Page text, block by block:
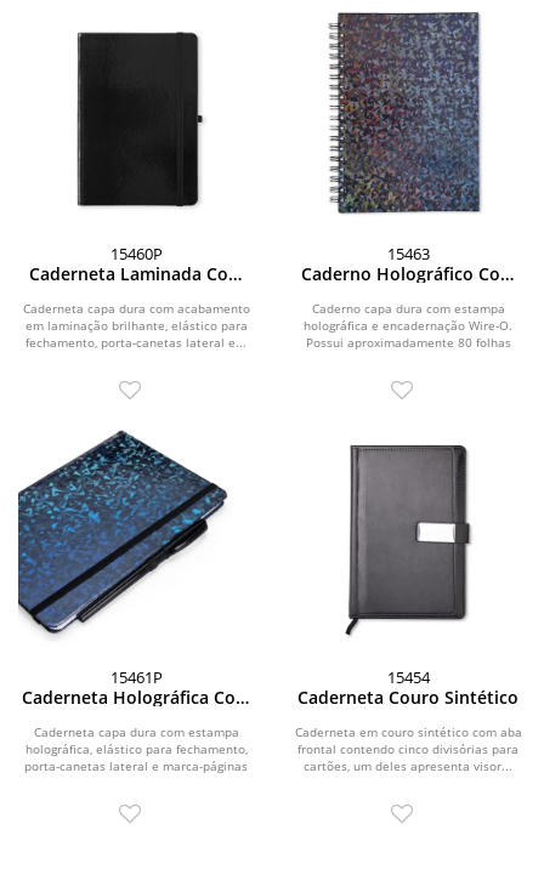
15460P
Caderneta Laminada Com
Caderneta capa dura com acabamento
em laminação brilhante, elástico para
fechamento, porta-canetas lateral e...
15463
Caderno Holográfico Com
Caderno capa dura com estampa
holográfica e encadernação Wire-O.
Possui aproximadamente 80 folhas
15461P
Caderneta Holográfica Com
Caderneta capa dura com estampa
holográfica, elástico para fechamento,
porta-canetas lateral e marca-páginas
15454
Caderneta Couro Sintético
Caderneta em couro sintético com aba
frontal contendo cinco divisórias para
cartões, um deles apresenta visor...